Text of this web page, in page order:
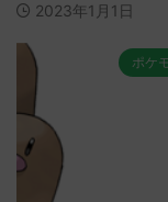
2023年1月1日
ポケ